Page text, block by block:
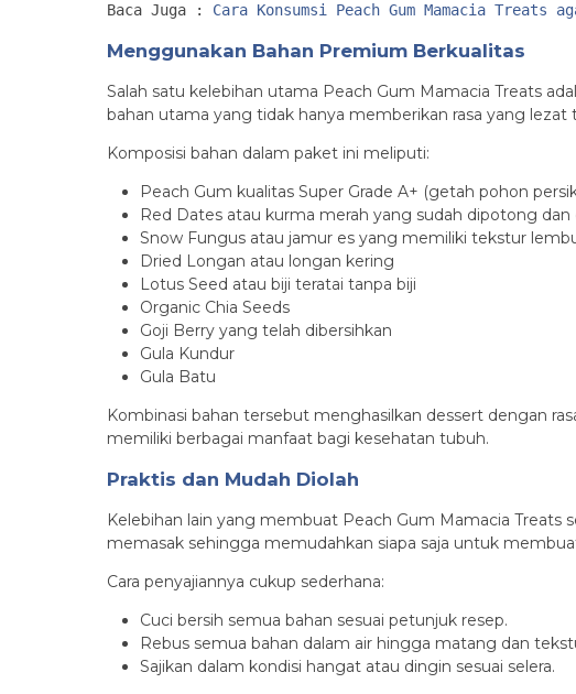
Baca Juga : Cara Konsumsi Peach Gum Mamacia Treats
Menggunakan Bahan Premium Berkualitas
Salah satu kelebihan utama Peach Gum Mamacia Treats
bahan utama yang tidak hanya memberikan rasa yang
Komposisi bahan dalam paket ini meliputi:
Peach Gum kualitas Super Grade A+ (getah pohon
Red Dates atau kurma merah yang sudah dipotong dan
Snow Fungus atau jamur es yang memiliki tekstur
Dried Longan atau longan kering
Lotus Seed atau biji teratai tanpa biji
Organic Chia Seeds
Goji Berry yang telah dibersihkan
Gula Kundur
Gula Batu
Kombinasi bahan tersebut menghasilkan dessert dengan
memiliki berbagai manfaat bagi kesehatan tubuh.
Praktis dan Mudah Diolah
Kelebihan lain yang membuat Peach Gum Mamacia Treats
memasak sehingga memudahkan siapa saja untuk
Cara penyajiannya cukup sederhana:
Cuci bersih semua bahan sesuai petunjuk resep.
Rebus semua bahan dalam air hingga matang dan
Sajikan dalam kondisi hangat atau dingin sesuai selera.